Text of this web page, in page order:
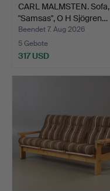
CARL MALMSTEN. Sofa,
"Samsas", O H Sjögren…
Beendet 7. Aug 2026
5 Gebote
317 USD